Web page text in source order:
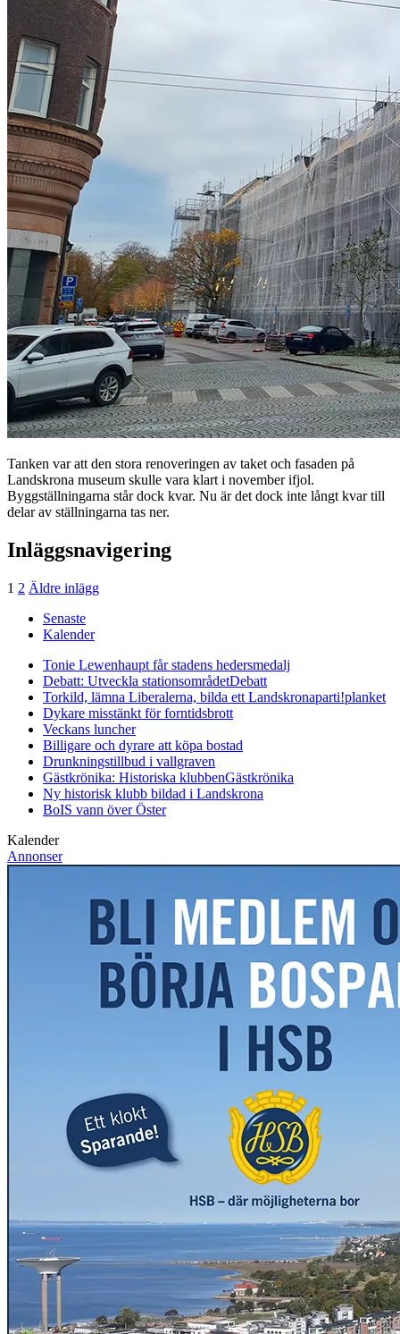
Tanken var att den stora renoveringen av taket och fasaden på
Landskrona museum skulle vara klart i november ifjol.
Byggställningarna står dock kvar. Nu är det dock inte långt kvar till
delar av ställningarna tas ner.
Inläggsnavigering
1 2 Äldre inlägg
Senaste
Kalender
Tonie Lewenhaupt får stadens hedersmedalj
Debatt: Utveckla stationsområdetDebatt
Torkild, lämna Liberalerna, bilda ett Landskronaparti!planket
Dykare misstänkt för forntidsbrott
Veckans luncher
Billigare och dyrare att köpa bostad
Drunkningstillbud i vallgraven
Gästkrönika: Historiska klubbenGästkrönika
Ny historisk klubb bildad i Landskrona
BoIS vann över Öster
Kalender
Annonser